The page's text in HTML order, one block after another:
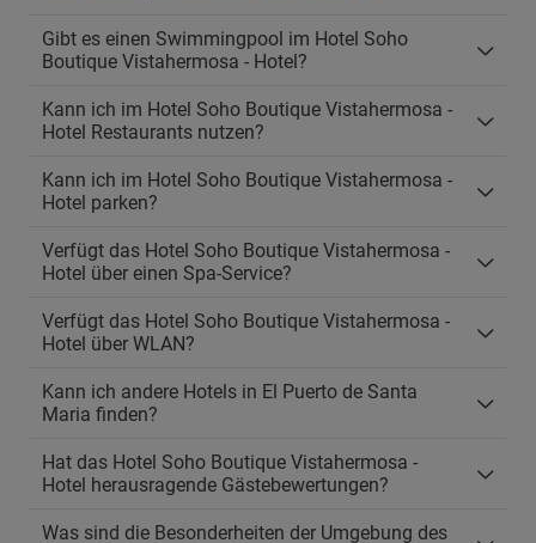
Gibt es einen Swimmingpool im Hotel Soho
Boutique Vistahermosa - Hotel?
Kann ich im Hotel Soho Boutique Vistahermosa -
Hotel Restaurants nutzen?
Kann ich im Hotel Soho Boutique Vistahermosa -
Hotel parken?
Verfügt das Hotel Soho Boutique Vistahermosa -
Hotel über einen Spa-Service?
Verfügt das Hotel Soho Boutique Vistahermosa -
Hotel über WLAN?
Kann ich andere Hotels in El Puerto de Santa
Maria finden?
Hat das Hotel Soho Boutique Vistahermosa -
Hotel herausragende Gästebewertungen?
Was sind die Besonderheiten der Umgebung des